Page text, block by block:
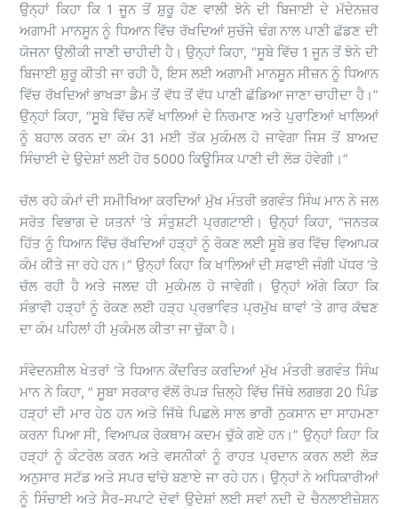
ਉਨ੍ਹਾਂ ਕਿਹਾ ਕਿ 1 ਜੂਨ ਤੋਂ ਸ਼ੁਰੂ ਹੋਣ ਵਾਲੀ ਝੋਨੇ ਦੀ ਬਿਜਾਈ ਦੇ ਮੱਦੇਨਜ਼ਰ
ਅਗਾਮੀ ਮਾਨਸੂਨ ਨੂੰ ਧਿਆਨ ਵਿੱਚ ਰੱਖਦਿਆਂ ਸੁਚੱਜੇ ਢੰਗ ਨਾਲ ਪਾਣੀ ਛੱਡਣ ਦੀ
ਯੋਜਨਾ ਉਲੀਕੀ ਜਾਣੀ ਚਾਹੀਦੀ ਹੈ। ਉਨ੍ਹਾਂ ਕਿਹਾ, “ਸੂਬੇ ਵਿੱਚ 1 ਜੂਨ ਤੋਂ ਝੋਨੇ ਦੀ
ਬਿਜਾਈ ਸ਼ੁਰੂ ਕੀਤੀ ਜਾ ਰਹੀ ਹੈ, ਇਸ ਲਈ ਅਗਾਮੀ ਮਾਨਸੂਨ ਸੀਜ਼ਨ ਨੂੰ ਧਿਆਨ
ਵਿੱਚ ਰੱਖਦਿਆਂ ਭਾਖੜਾ ਡੈਮ ਤੋਂ ਵੱਧ ਤੋਂ ਵੱਧ ਪਾਣੀ ਛੱਡਿਆ ਜਾਣਾ ਚਾਹੀਦਾ ਹੈ।”
ਉਨ੍ਹਾਂ ਕਿਹਾ, “ਸੂਬੇ ਵਿੱਚ ਨਵੇਂ ਖਾਲਿਆਂ ਦੇ ਨਿਰਮਾਣ ਅਤੇ ਪੁਰਾਣਿਆਂ ਖਾਲਿਆਂ
ਨੂੰ ਬਹਾਲ ਕਰਨ ਦਾ ਕੰਮ 31 ਮਈ ਤੱਕ ਮੁਕੰਮਲ ਹੋ ਜਾਵੇਗਾ ਜਿਸ ਤੋਂ ਬਾਅਦ
ਸਿੰਚਾਈ ਦੇ ਉਦੇਸ਼ਾਂ ਲਈ ਹੋਰ 5000 ਕਿਊਸਿਕ ਪਾਣੀ ਦੀ ਲੋੜ ਹੋਵੇਗੀ।”
ਚੱਲ ਰਹੇ ਕੰਮਾਂ ਦੀ ਸਮੀਖਿਆ ਕਰਦਿਆਂ ਮੁੱਖ ਮੰਤਰੀ ਭਗਵੰਤ ਸਿੰਘ ਮਾਨ ਨੇ ਜਲ
ਸਰੋਤ ਵਿਭਾਗ ਦੇ ਯਤਨਾਂ ‘ਤੇ ਸੰਤੁਸ਼ਟੀ ਪ੍ਰਗਟਾਈ। ਉਨ੍ਹਾਂ ਕਿਹਾ, “ਜਨਤਕ
ਹਿੱਤ ਨੂੰ ਧਿਆਨ ਵਿੱਚ ਰੱਖਦਿਆਂ ਹੜ੍ਹਾਂ ਨੂੰ ਰੋਕਣ ਲਈ ਸੂਬੇ ਭਰ ਵਿੱਚ ਵਿਆਪਕ
ਕੰਮ ਕੀਤੇ ਜਾ ਰਹੇ ਹਨ।” ਉਨ੍ਹਾਂ ਕਿਹਾ ਕਿ ਖਾਲਿਆਂ ਦੀ ਸਫਾਈ ਜੰਗੀ ਪੱਧਰ ‘ਤੇ
ਚੱਲ ਰਹੀ ਹੈ ਅਤੇ ਜਲਦ ਹੀ ਮੁਕੰਮਲ ਹੋ ਜਾਵੇਗੀ। ਉਨ੍ਹਾਂ ਅੱਗੇ ਕਿਹਾ ਕਿ
ਸੰਭਾਵੀ ਹੜ੍ਹਾਂ ਨੂੰ ਰੋਕਣ ਲਈ ਹੜ੍ਹ ਪ੍ਰਭਾਵਿਤ ਪ੍ਰਮੁੱਖ ਥਾਵਾਂ ‘ਤੇ ਗਾਰ ਕੱਢਣ
ਦਾ ਕੰਮ ਪਹਿਲਾਂ ਹੀ ਮੁਕੰਮਲ ਕੀਤਾ ਜਾ ਚੁੱਕਾ ਹੈ।
ਸੰਵੇਦਨਸ਼ੀਲ ਖੇਤਰਾਂ ‘ਤੇ ਧਿਆਨ ਕੇਂਦਰਿਤ ਕਰਦਿਆਂ ਮੁੱਖ ਮੰਤਰੀ ਭਗਵੰਤ ਸਿੰਘ
ਮਾਨ ਨੇ ਕਿਹਾ, ” ਸੂਬਾ ਸਰਕਾਰ ਵੱਲੋਂ ਰੋਪੜ ਜ਼ਿਲ੍ਹੇ ਵਿੱਚ ਜਿੱਥੇ ਲਗਭਗ 20 ਪਿੰਡ
ਹੜ੍ਹਾਂ ਦੀ ਮਾਰ ਹੇਠ ਹਨ ਅਤੇ ਜਿੱਥੇ ਪਿਛਲੇ ਸਾਲ ਭਾਰੀ ਨੁਕਸਾਨ ਦਾ ਸਾਹਮਣਾ
ਕਰਨਾ ਪਿਆ ਸੀ, ਵਿਆਪਕ ਰੋਕਥਾਮ ਕਦਮ ਚੁੱਕੇ ਗਏ ਹਨ।” ਉਨ੍ਹਾਂ ਕਿਹਾ ਕਿ
ਹੜ੍ਹਾਂ ਨੂੰ ਕੰਟਰੋਲ ਕਰਨ ਅਤੇ ਵਸਨੀਕਾਂ ਨੂੰ ਰਾਹਤ ਪ੍ਰਦਾਨ ਕਰਨ ਲਈ ਲੋੜ
ਅਨੁਸਾਰ ਸਟੱਡ ਅਤੇ ਸਪਰ ਢਾਂਚੇ ਬਣਾਏ ਜਾ ਰਹੇ ਹਨ। ਉਨ੍ਹਾਂ ਨੇ ਅਧਿਕਾਰੀਆਂ
ਨੂੰ ਸਿੰਚਾਈ ਅਤੇ ਸੈਰ-ਸਪਾਟੇ ਦੋਵਾਂ ਉਦੇਸ਼ਾਂ ਲਈ ਸਵਾਂ ਨਦੀ ਦੇ ਚੈਨਲਾਈਜ਼ੇਸ਼ਨ